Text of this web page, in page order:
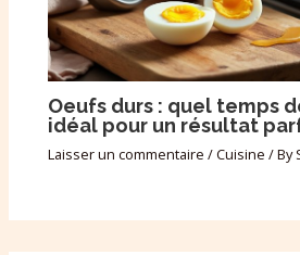
Oeufs durs : quel temps
idéal pour un résultat
Laisser un commentaire /Cuisine / By